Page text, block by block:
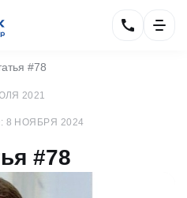
#78
2021
8 НОЯБРЯ 2024
#78